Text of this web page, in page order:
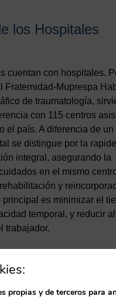
los Hospitales
cuentan con hospitales.
Fraternidad-Muprespa
de traumatología,
con 115 centros
el país. A diferencia de un
se distingue por la
integral, asegurando la
en el mismo
y
principal es minimizar el
temporal, y reducir
trabajador.
para
propias y de terceros para